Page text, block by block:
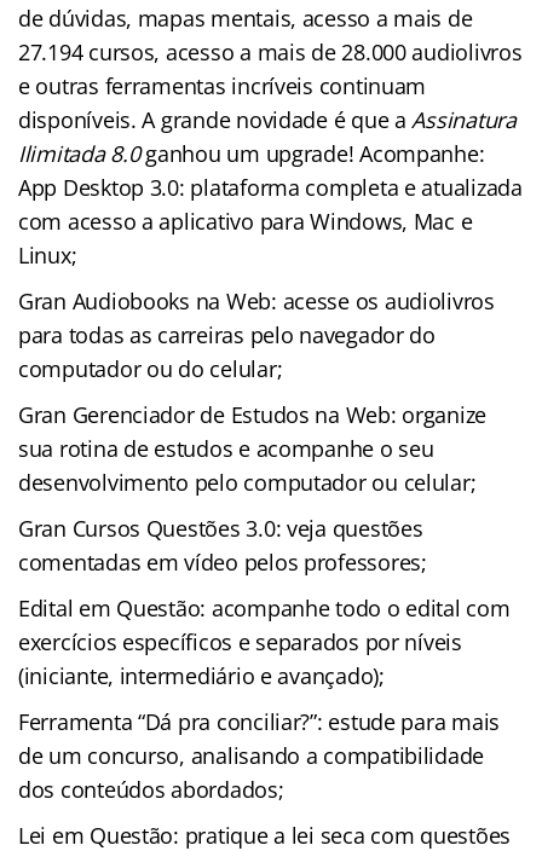
de dúvidas, mapas mentais, acesso a mais de
27.194 cursos, acesso a mais de 28.000 audiolivros
e outras ferramentas incríveis continuam
disponíveis. A grande novidade é que aAssinatura
Ilimitada 8.0ganhou um upgrade! Acompanhe:
App Desktop 3.0: plataforma completa e atualizada
com acesso a aplicativo para Windows, Mac e
Linux;
Gran Audiobooks na Web: acesse os audiolivros
para todas as carreiras pelo navegador do
computador ou do celular;
Gran Gerenciador de Estudos na Web: organize
sua rotina de estudos e acompanhe o seu
desenvolvimento pelo computador ou celular;
Gran Cursos Questões 3.0: veja questões
comentadas em vídeo pelos professores;
Edital em Questão: acompanhe todo o edital com
exercícios específicos e separados por níveis
(iniciante, intermediário e avançado);
Ferramenta “Dá pra conciliar?”: estude para mais
de um concurso, analisando a compatibilidade
dos conteúdos abordados;
Lei em Questão: pratique a lei seca com questões